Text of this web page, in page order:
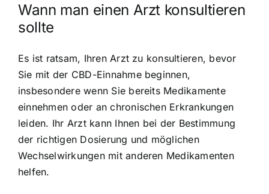
Wann man einen Arzt konsultieren
sollte
Es ist ratsam, Ihren Arzt zu konsultieren, bevor
Sie mit der CBD-Einnahme beginnen,
insbesondere wenn Sie bereits Medikamente
einnehmen oder an chronischen Erkrankungen
leiden. Ihr Arzt kann Ihnen bei der Bestimmung
der richtigen Dosierung und möglichen
Wechselwirkungen mit anderen Medikamenten
helfen.